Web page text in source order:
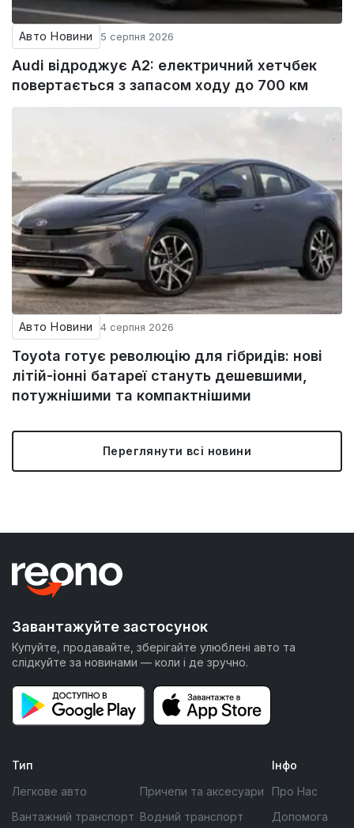
Авто Новини 5 серпня 2026
Audi відроджує A2: електричний хетчбек
повертається з запасом ходу до 700 км
Авто Новини 4 серпня 2026
Toyota готує революцію для гібридів: нові
літій-іонні батареї стануть дешевшими,
потужнішими та компактнішими
Переглянути всі новини
Завантажуйте застосунок
Купуйте, продавайте, зберігайте улюблені авто та
слідкуйте за новинами — коли і де зручно.
Тип
Легкове авто
Вантажний транспорт
Причепи та аксесуари
Водний транспорт
Інфо
Про Нас
Допомога